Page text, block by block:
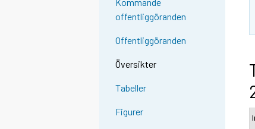
Kommande
offentliggöranden
Offentliggöranden
Översikter
Tabeller
Figurer